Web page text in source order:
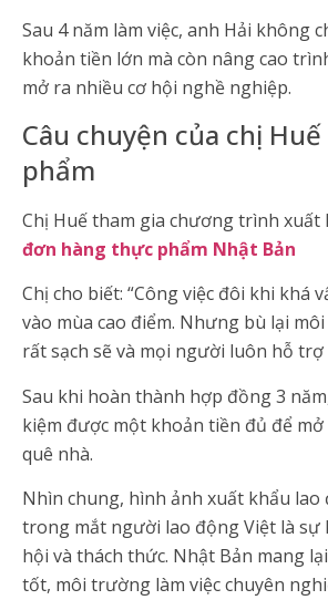
Sau 4 năm làm việc, anh Hải không
khoản tiền lớn mà còn nâng cao
mở ra nhiều cơ hội nghề nghiệp.
Câu chuyện của chị
phẩm
Chị Huế tham gia chương trình xuất
đơn hàng thực phẩm Nhật Bản
Chị cho biết: “Công việc đôi khi khá
vào mùa cao điểm. Nhưng bù lại
rất sạch sẽ và mọi người luôn hỗ trợ
Sau khi hoàn thành hợp đồng 3
kiệm được một khoản tiền đủ để
quê nhà.
Nhìn chung, hình ảnh xuất khẩu lao
trong mắt người lao động Việt là sự
hội và thách thức. Nhật Bản mang
tốt, môi trường làm việc chuyên